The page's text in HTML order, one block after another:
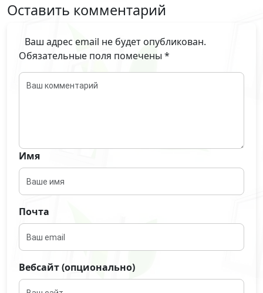
Оставить комментарий
Ваш адрес email не будет опубликован.
Обязательные поля помечены *
Имя
Почта
Вебсайт (опционально)